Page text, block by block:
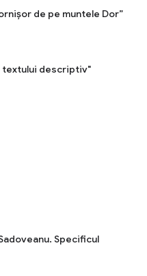
de pe muntele Dor”
descriptiv"
Specificul